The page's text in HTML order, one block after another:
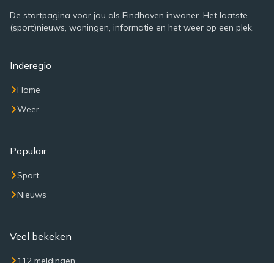
De startpagina voor jou als Eindhoven inwoner. Het laatste
(sport)nieuws, woningen, informatie en het weer op een plek.
Inderegio
Home
Weer
Populair
Sport
Nieuws
Veel bekeken
112 meldingen